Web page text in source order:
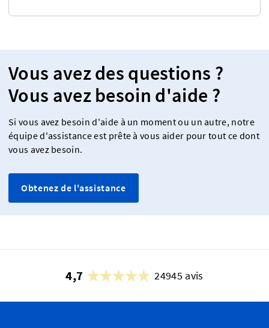
Vous avez des questions ?
Vous avez besoin d'aide ?
Si vous avez besoin d'aide à un moment ou un autre, notre
équipe d'assistance est prête à vous aider pour tout ce dont
vous avez besoin.
Obtenez de l'assistance
4,7 24945 avis